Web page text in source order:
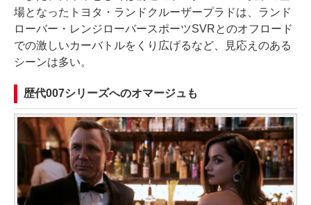
場となったトヨタ・ランドクルーザープラドは、ランド
ローバー・レンジローバースポーツSVRとのオフロード
での激しいカーバトルをくり広げるなど、見応えのある
シーンは多い。
歴代007シリーズへのオマージュも